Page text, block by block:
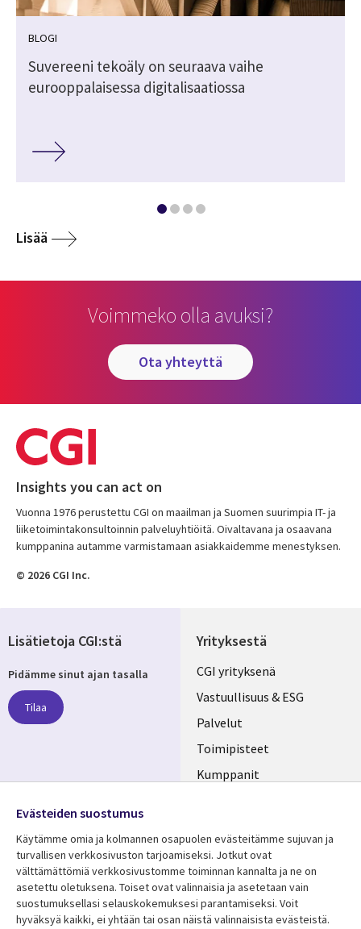
BLOGI
Suvereeni tekoäly on seuraava vaihe
eurooppalaisessa digitalisaatiossa
Lisää
Voimmeko olla avuksi?
ota yhteyttä
Insights you can act on
Vuonna 1976 perustettu CGI on maailman ja Suomen suurimpia IT- ja
liiketoimintakonsultoinnin palveluyhtiöitä. Oivaltavana ja osaavana
kumppanina autamme varmistamaan asiakkaidemme menestyksen.
© 2026 CGI Inc.
Yrityksestä
Useful
links
FINLAND
CGI yrityksenä
Vastuullisuus & ESG
Palvelut
Toimipisteet
Kumppanit
Resurssikeskus Lisätietoa
Lisätietoja CGI:stä
Pidämme sinut ajan tasalla
Tilaa
Media
FINLAND
Evästeiden suostumus
Käytämme omia ja kolmannen osapuolen evästeitämme sujuvan ja
turvallisen verkkosivuston tarjoamiseksi. Jotkut ovat
välttämättömiä verkkosivustomme toiminnan kannalta ja ne on
asetettu oletuksena. Toiset ovat valinnaisia ​​ja asetetaan vain
suostumuksellasi selauskokemuksesi parantamiseksi. Voit
hyväksyä kaikki, ei yhtään tai osan näistä valinnaisista evästeistä.